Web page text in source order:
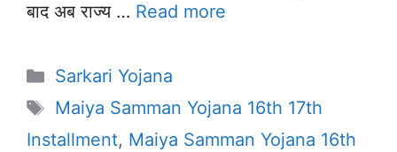
बाद अब राज्य … Read more
Categories
Sarkari Yojana
Tags
Maiya Samman Yojana 16th 17th
Installment, Maiya Samman Yojana 16th